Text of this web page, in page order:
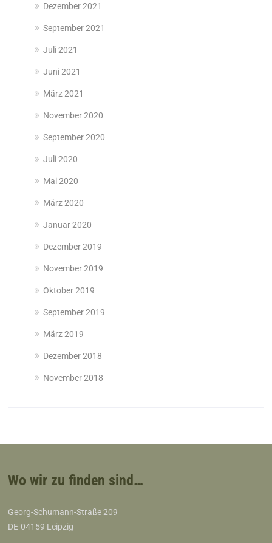
Dezember 2021
September 2021
Juli 2021
Juni 2021
März 2021
November 2020
September 2020
Juli 2020
Mai 2020
März 2020
Januar 2020
Dezember 2019
November 2019
Oktober 2019
September 2019
März 2019
Dezember 2018
November 2018
Wo wir zu finden sind…
Georg-Schumann-Straße 209
DE-04159 Leipzig